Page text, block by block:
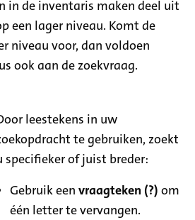
in de inventaris maken deel uit
een lager niveau. Komt de
niveau voor, dan voldoen
ook aan de zoekvraag.
leestekens in uw
te gebruiken, zoekt
specifieker of juist breder:
Gebruik eenvraagteken (?) om
één letter te vervangen.